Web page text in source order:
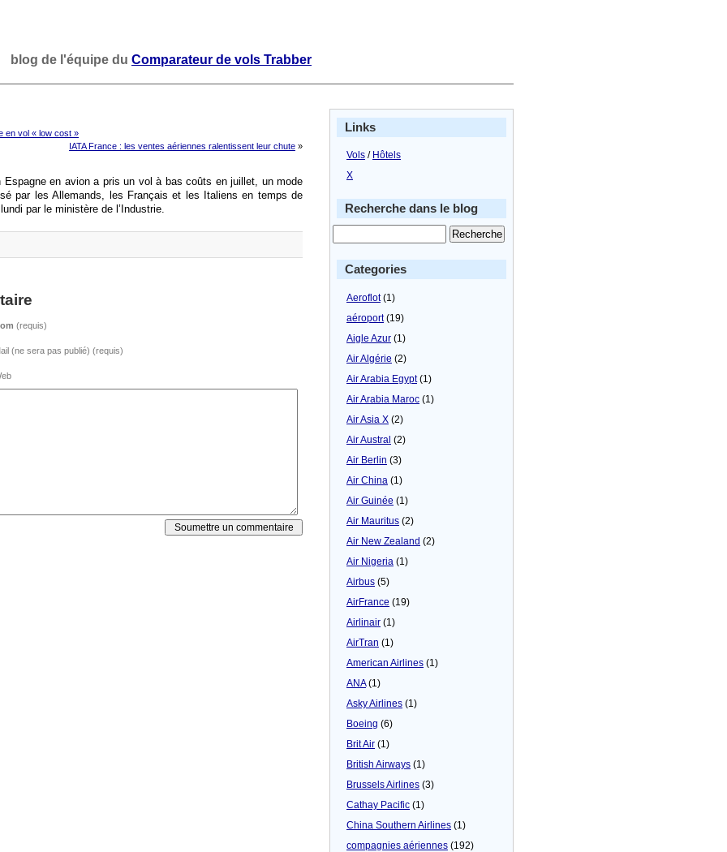
blog de l'équipe du Comparateur de vols Trabber
en vol « low cost »
IATA France : les ventes aériennes ralentissent leur chute »
Espagne en avion a pris un vol à bas coûts en juillet, un mode
par les Allemands, les Français et les Italiens en temps de
par le ministère de l’Industrie.
(requis)
(ne sera pas publié) (requis)
Links
Vols / Hôtels
X
Recherche dans le blog
Categories
Aeroflot(1)
aéroport(19)
Aigle Azur (1)
Air Algérie (2)
Air Arabia Egypt(1)
Air Arabia Maroc (1)
Air Asia X (2)
Air Austral (2)
Air Berlin (3)
Air China (1)
Air Guinée (1)
Air Mauritus (2)
Air New Zealand (2)
Air Nigeria (1)
Airbus (5)
AirFrance (19)
Airlinair (1)
AirTran (1)
American Airlines (1)
ANA(1)
Asky Airlines (1)
Boeing (6)
Brit Air (1)
British Airways (1)
Brussels Airlines (3)
Cathay Pacific (1)
China Southern Airlines (1)
compagnies aériennes (192)